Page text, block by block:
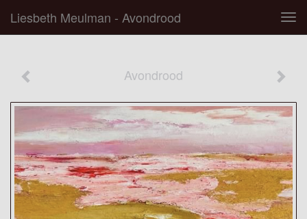
Liesbeth Meulman - Avondrood
Avondrood